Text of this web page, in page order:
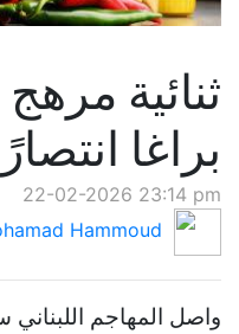
ثنائية
براغا
22-02-2026 23:14 pm
Hammoud
واصل المهاجم